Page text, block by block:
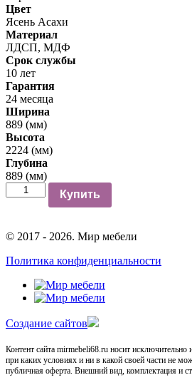
Цвет
Ясень Асахи
Материал
ЛДСП, МДФ
Срок службы
10 лет
Гарантия
24 месяца
Ширина
889 (мм)
Высота
2224 (мм)
Глубина
889 (мм)
Количество
Купить
© 2017 - 2026. Мир мебели
Политика конфиденциальности
Cоздание сайтов
Контент сайта mirmebeli68.ru носит
при каких условиях и ни в какой своей части не
публичная оферта. Внешний вид, комплектация и